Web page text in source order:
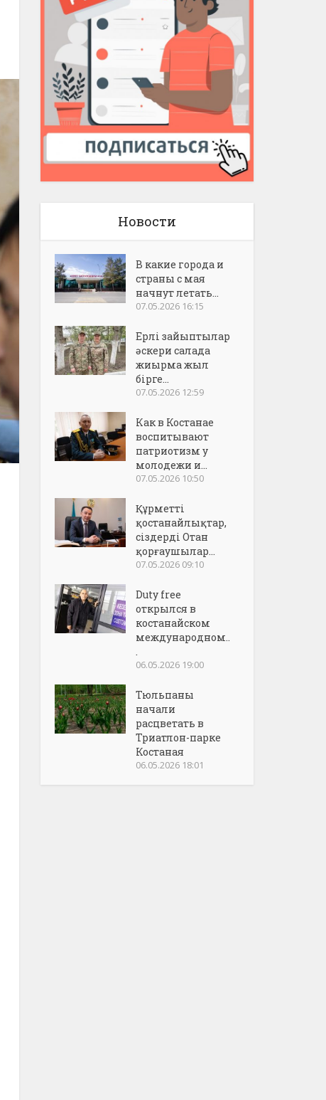
Новости
В какие города и
страны с мая
начнут летать...
07.05.2026 16:15
Ерлі зайыптылар
әскери салада
жиырма жыл
бірге...
07.05.2026 12:59
Как в Костанае
воспитывают
патриотизм у
молодежи и...
07.05.2026 10:50
Құрметті
қостанайлықтар,
сіздерді Отан
қорғаушылар...
07.05.2026 09:10
Duty free
открылся в
костанайском
международном..
.
06.05.2026 19:00
Тюльпаны
начали
расцветать в
Триатлон-парке
Костаная
06.05.2026 18:01